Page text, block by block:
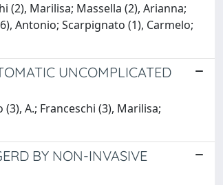
(2), Marilisa; Massella (2), Arianna;
Antonio; Scarpignato (1), Carmelo;
UNCOMPLICATED
A.; Franceschi (3), Marilisa;
BY NON-INVASIVE